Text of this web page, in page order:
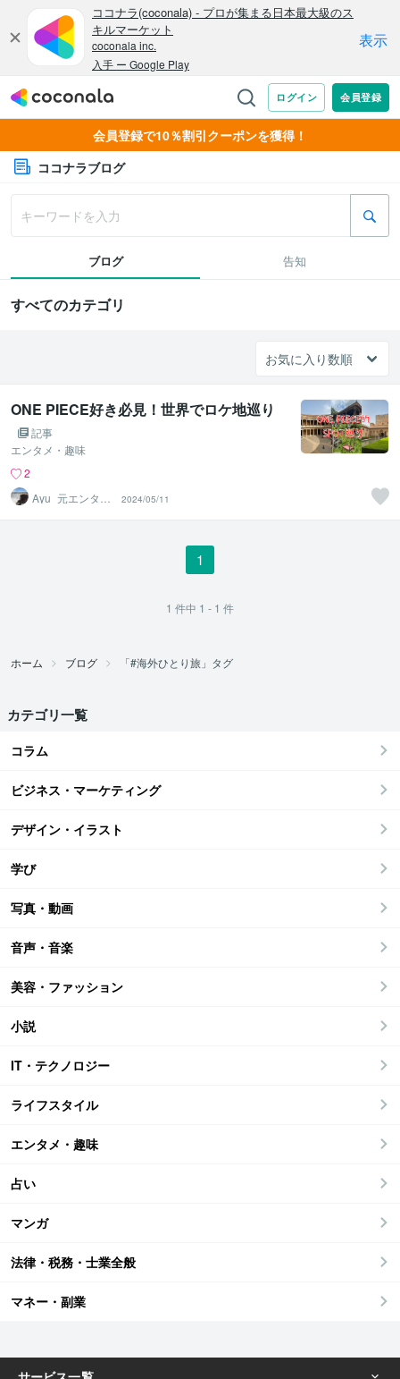
会員登録で10％割引クーポンを獲得！
ココナラブログ
ブログ 告知
すべてのカテゴリ
ONE PIECE好き必見！世界でロケ地巡り
記事
エンタメ・趣味
2
Ayu_元エンタメ
営業×アラフォー
留学
2024/05/11
1
1 件中 1 - 1 件
ホーム ブログ 「#海外ひとり旅」タグ
カテゴリ一覧
コラム
ビジネス・マーケティング
デザイン・イラスト
学び
写真・動画
音声・音楽
美容・ファッション
小説
IT・テクノロジー
ライフスタイル
エンタメ・趣味
占い
マンガ
法律・税務・士業全般
マネー・副業